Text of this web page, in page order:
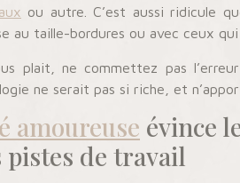
ou autre. C’est aussi ridicule
au taille-bordures ou avec ceux
plait, ne commettez pas
ne serait pas si riche, et
amoureuse évince
de travail